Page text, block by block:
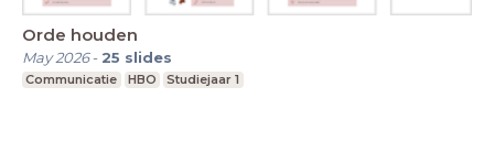
Orde houden
May 2026- 25 slides
Communicatie HBO Studiejaar 1